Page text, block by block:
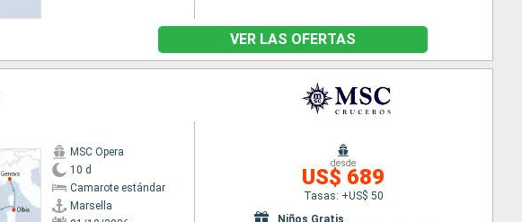
VER LAS OFERTAS
MSC Opera
10 d
Camarote estándar
Marsella
desde
US$ 689
Tasas: +US$ 50
Niños Gratis